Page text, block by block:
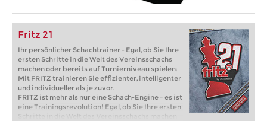
Fritz 21
Ihr persönlicher Schachtrainer - Egal, ob Sie Ihre
ersten Schritte in die Welt des Vereinsschachs
machen oder bereits auf Turnierniveau spielen:
Mit FRITZ trainieren Sie effizienter, intelligenter
und individueller als je zuvor.
FRITZ ist mehr als nur eine Schach-Engine – es ist
eine Trainingsrevolution! Egal, ob Sie Ihre ersten
Schritte in die Welt des Vereinsschachs machen